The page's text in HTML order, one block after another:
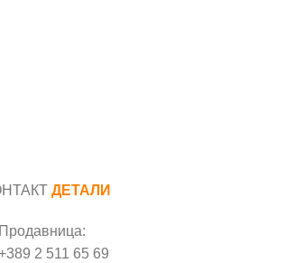
ДЕТАЛИ
Продавница:
2 511 65 69